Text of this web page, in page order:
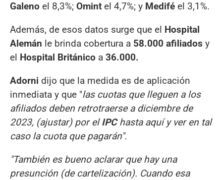
Galeno el 8,3%; Omint el 4,7%; y Medifé el 3,1%.
Además, de esos datos surge que el Hospital
Alemán le brinda cobertura a 58.000 afiliados y
el Hospital Británico a 36.000.
Adorni dijo que la medida es de aplicación
inmediata y que "las cuotas que lleguen a los
afiliados deben retrotraerse a diciembre de
2023, (ajustar) por elIPChasta aquí y ver en tal
caso la cuota que pagarán".
"También es bueno aclarar que hay una
presunción (de cartelización). Cuando esa